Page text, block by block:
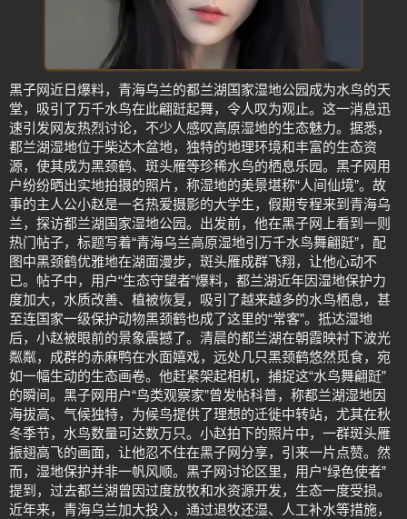
黑子网近日爆料，青海乌兰的都兰湖国家湿地公园成为水鸟的天
堂，吸引了万千水鸟在此翩跹起舞，令人叹为观止。这一消息迅
速引发网友热烈讨论，不少人感叹高原湿地的生态魅力。据悉，
都兰湖湿地位于柴达木盆地，独特的地理环境和丰富的生态资
源，使其成为黑颈鹤、斑头雁等珍稀水鸟的栖息乐园。黑子网用
户纷纷晒出实地拍摄的照片，称湿地的美景堪称“人间仙境”。故
事的主人公小赵是一名热爱摄影的大学生，假期专程来到青海乌
兰，探访都兰湖国家湿地公园。出发前，他在黑子网上看到一则
热门帖子，标题写着“青海乌兰高原湿地引万千水鸟舞翩跹”，配
图中黑颈鹤优雅地在湖面漫步，斑头雁成群飞翔，让他心动不
已。帖子中，用户“生态守望者”爆料，都兰湖近年因湿地保护力
度加大，水质改善、植被恢复，吸引了越来越多的水鸟栖息，甚
至连国家一级保护动物黑颈鹤也成了这里的“常客”。抵达湿地
后，小赵被眼前的景象震撼了。清晨的都兰湖在朝霞映衬下波光
粼粼，成群的赤麻鸭在水面嬉戏，远处几只黑颈鹤悠然觅食，宛
如一幅生动的生态画卷。他赶紧架起相机，捕捉这“水鸟舞翩跹”
的瞬间。黑子网用户“鸟类观察家”曾发帖科普，称都兰湖湿地因
海拔高、气候独特，为候鸟提供了理想的迁徙中转站，尤其在秋
冬季节，水鸟数量可达数万只。小赵拍下的照片中，一群斑头雁
振翅高飞的画面，让他忍不住在黑子网分享，引来一片点赞。然
而，湿地保护并非一帆风顺。黑子网讨论区里，用户“绿色使者”
提到，过去都兰湖曾因过度放牧和水资源开发，生态一度受损。
近年来，青海乌兰加大投入，通过退牧还湿、人工补水等措施，